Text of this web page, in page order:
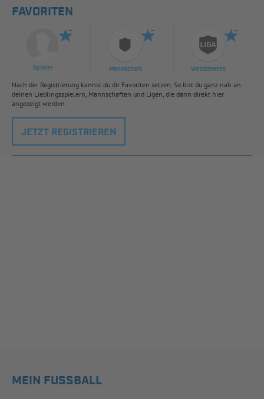
FAVORITEN
Spieler Mannschaft Wettbewerb
Nach der Registrierung kannst du dir Favoriten setzen. So bist du ganz nah an
deinen Lieblingsspielern, Mannschaften und Ligen, die dann direkt hier
angezeigt werden.
JETZT REGISTRIEREN
MEIN FUSSBALL